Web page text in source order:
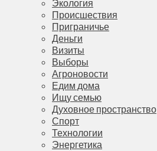
Экология
Происшествия
Приграничье
Деньги
Визиты
Выборы
Агроновости
Едим дома
Ищу семью
Духовное пространство
Спорт
Технологии
Энергетика